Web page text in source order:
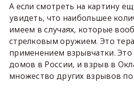
А если смотреть на картину
увидеть, что наибольшее
имеем в случаях, которые
стрелковым оружием. Это
применением взрывчатки.
домов в России, и взрыв в
множество других взрывов